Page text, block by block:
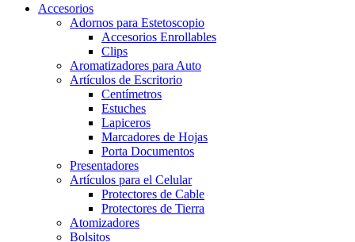
Accesorios
Adornos para Estetoscopio
Accesorios Enrollables
Clips
Aromatizadores para Auto
Artículos de Escritorio
Centímetros
Estuches
Lapiceros
Marcadores de Hojas
Porta Documentos
Presentadores
Artículos para el Celular
Protectores de Cable
Protectores de Tierra
Atomizadores
Bolsitos